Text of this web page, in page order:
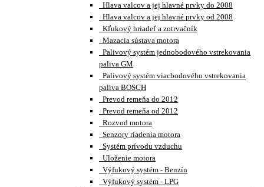
Hlava valcov a jej hlavné prvky do 2008
Hlava valcov a jej hlavné prvky od 2008
Kľukový hriadeľ a zotrvačník
Mazacia sústava motora
Palivový systém jednobodového vstrekovania
paliva GM
Palivový systém viacbodového vstrekovania
paliva BOSCH
Prevod remeňa do 2012
Prevod remeňa od 2012
Rozvod motora
Senzory riadenia motora
Systém prívodu vzduchu
Uloženie motora
Výfukový systém - Benzín
Výfukový systém - LPG